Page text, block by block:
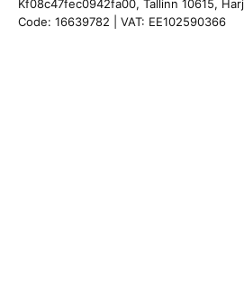
Kf08c47fec0942fa00, Tallinn 10615,
Code: 16639782 | VAT: EE102590366